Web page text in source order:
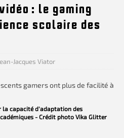
: le gaming
scolaire des
Jacques Viator
la capacité d’adaptation des
- Crédit photo Vika Glitter